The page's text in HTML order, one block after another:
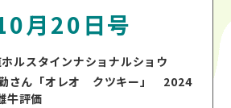
月20日号
ルスタインナショナルショウ
さん「オレオ クツキー」 2024
評価